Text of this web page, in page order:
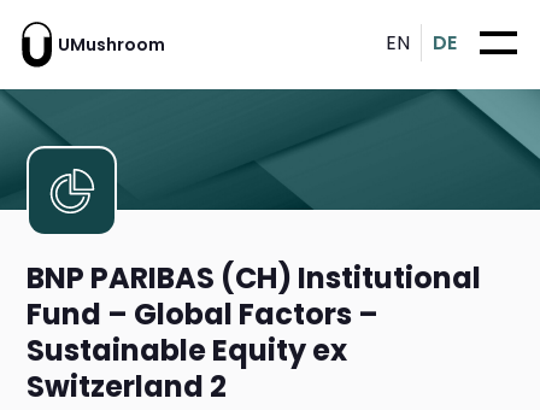
UMushroom EN DE
BNP PARIBAS (CH) Institutional
Fund – Global Factors –
Sustainable Equity ex
Switzerland 2